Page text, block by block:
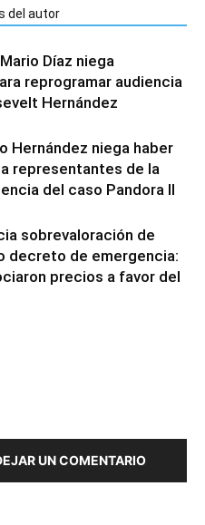
del autor
Díaz niega
reprogramar audiencia
Hernández
Hernández niega haber
representantes de la
del caso Pandora II
sobrevaloración de
decreto de emergencia:
precios a favor del
UN COMENTARIO